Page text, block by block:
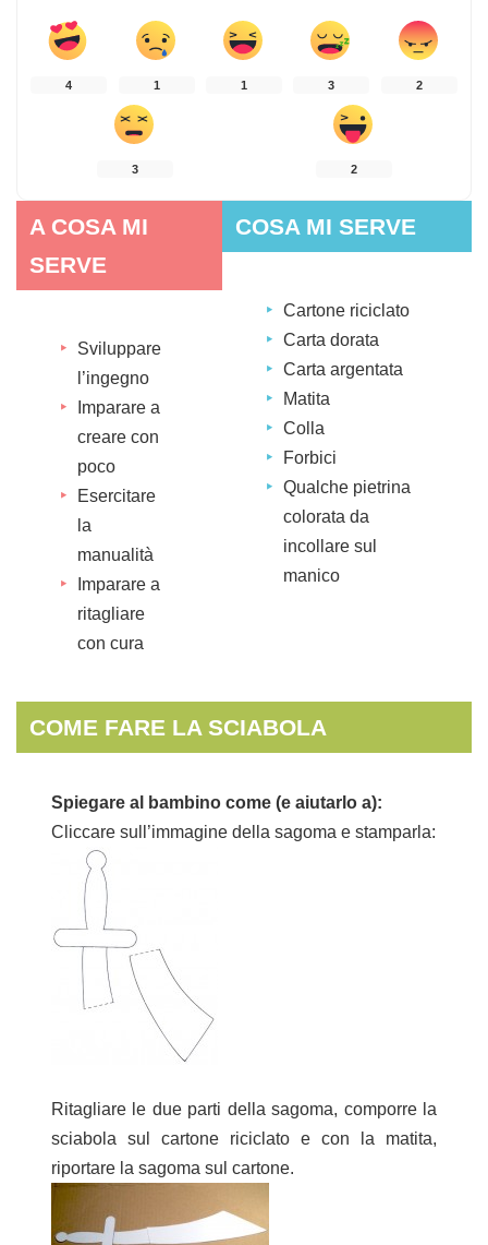
4 1 1 3 2
3 2
A COSA MI
SERVE
Sviluppare
l’ingegno
Imparare a
creare con
poco
Esercitare
la
manualità
Imparare a
ritagliare
con cura
COSA MI SERVE
Cartone riciclato
Carta dorata
Carta argentata
Matita
Colla
Forbici
Qualche pietrina
colorata da
incollare sul
manico
COME FARE LA SCIABOLA
Spiegare al bambino come (e aiutarlo a):
Cliccare sull’immagine della sagoma e stamparla:
Ritagliare le due parti della sagoma, comporre la
sciabola sul cartone riciclato e con la matita,
riportare la sagoma sul cartone.